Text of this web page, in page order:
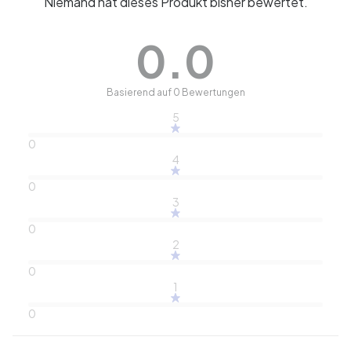
0.0
Basierend auf 0 Bewertungen
5
0
4
0
3
0
2
0
1
0